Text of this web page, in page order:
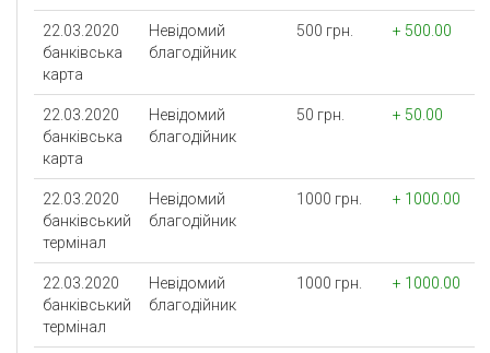
22.03.2020
банківська
карта
Невідомий
благодійник
500 грн. + 500.00
22.03.2020
банківська
карта
Невідомий
благодійник
50 грн. + 50.00
22.03.2020
банківський
термінал
Невідомий
благодійник
1000 грн. + 1000.00
22.03.2020
банківський
термінал
Невідомий
благодійник
1000 грн. + 1000.00